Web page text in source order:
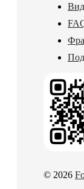
© 2026